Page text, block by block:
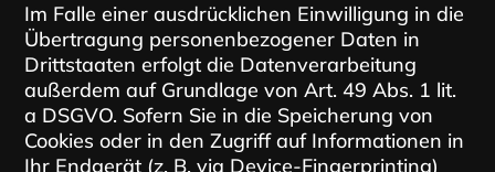
Im Falle einer ausdrücklichen Einwilligung in die
Übertragung personenbezogener Daten in
Drittstaaten erfolgt die Datenverarbeitung
außerdem auf Grundlage von Art. 49 Abs. 1 lit.
a DSGVO. Sofern Sie in die Speicherung von
Cookies oder in den Zugriff auf Informationen in
Ihr Endgerät (z. B. via Device-Fingerprinting)